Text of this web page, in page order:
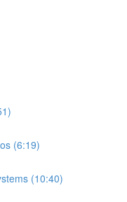
(6:19)
(10:40)